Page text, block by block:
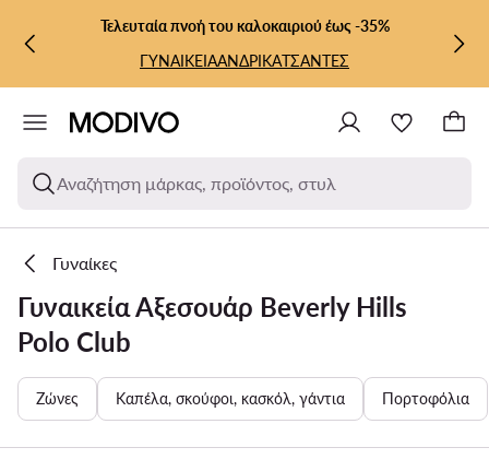
ΜΕΤΆΒΑΣΗ ΣΤΟ ΚΎΡΙΟ ΠΕΡΙΕΧΌΜΕΝΟ
ΜΕΤΆΒΑΣΗ ΣΤΗΝ ΑΝΑΖΉΤΗΣΗ
Τελευταία πνοή του καλοκαιριού έως -35%
ΓΥΝΑΙΚΕΙΑΑΝΔΡΙΚΑΤΣΑΝΤΕΣ
Αναζήτηση μάρκας, προϊόντος, στυλ
Γυναίκες
Γυναικεία Αξεσουάρ Beverly Hills
Polo Club
Ζώνες Καπέλα, σκούφοι, κασκόλ, γάντια Πορτοφόλια